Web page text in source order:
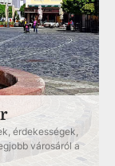
érdekességek,
városáról a